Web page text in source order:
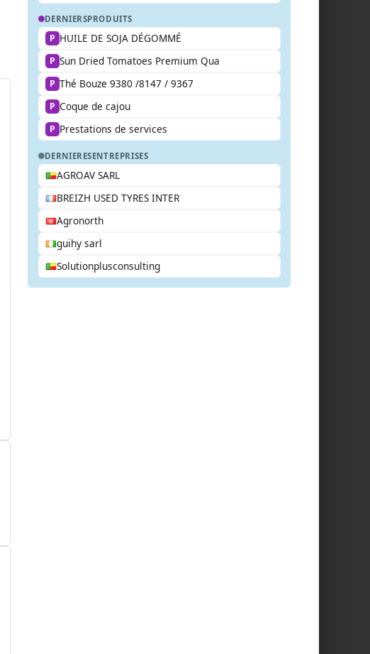
DERNIERSPRODUITS
P HUILE DE SOJA DÉGOMMÉ
P Sun Dried Tomatoes Premium Qua
P Thé Bouze 9380 /8147 / 9367
P Coque de cajou
P Prestations de services
DERNIERESENTREPRISES
AGROAV SARL
BREIZH USED TYRES INTER
Agronorth
guihy sarl
Solutionplusconsulting